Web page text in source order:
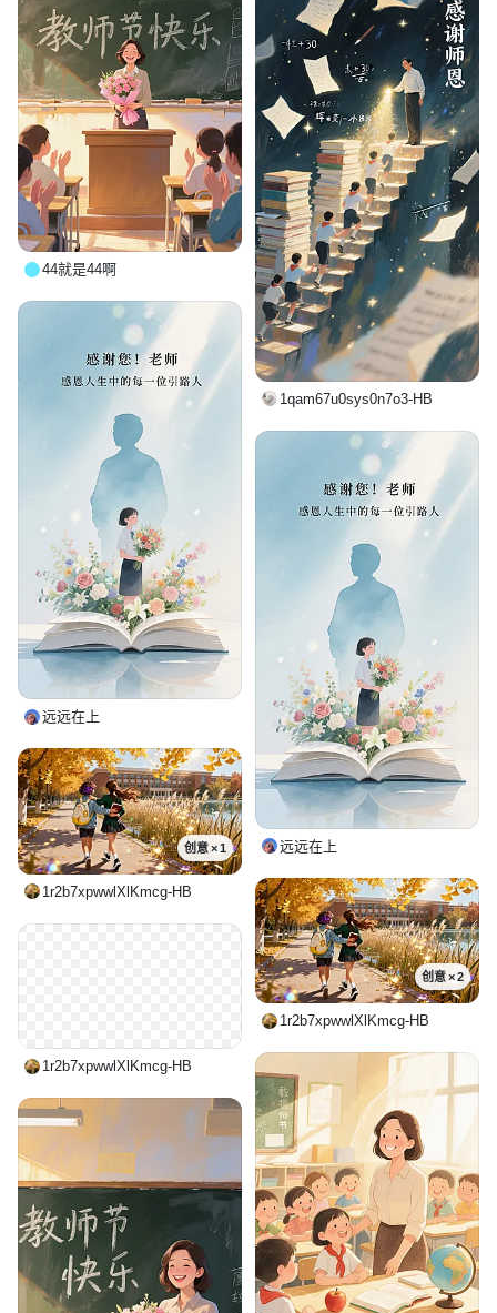
44就是44啊
1qam67u0sys0n7o3-HB
远远在上
远远在上
创意 × 1
1r2b7xpwwlXlKmcg-HB
创意 × 2
1r2b7xpwwlXlKmcg-HB
1r2b7xpwwlXlKmcg-HB